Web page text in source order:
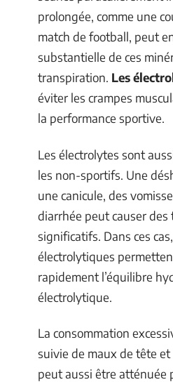
prolongée, comme une
match de football, peut
substantielle de ces
transpiration. Les
éviter les crampes
la performance sportive.
Les électrolytes sont
les non-sportifs. Une
une canicule, des
diarrhée peut causer des
significatifs. Dans ces
électrolytiques
rapidement l’équilibre
électrolytique.
La consommation
suivie de maux de tête
peut aussi être atténuée